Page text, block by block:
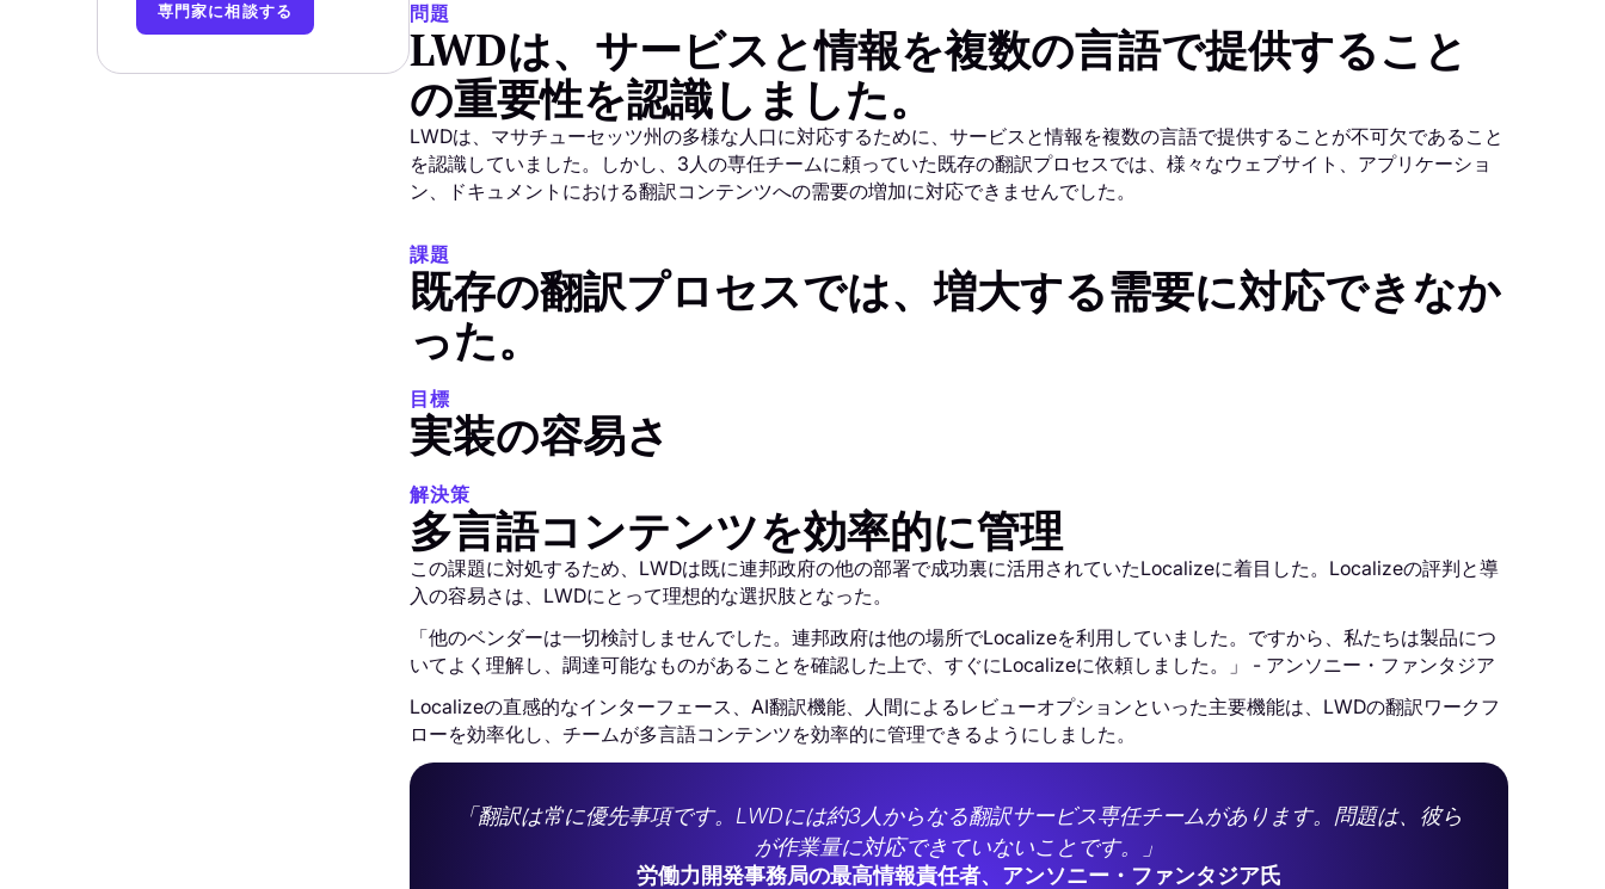
専門家に相談する 問題
LWDは、サービスと情報を複数の言語で提供すること
の重要性を認識しました。
LWDは、マサチューセッツ州の多様な人口に対応するために、サービスと情報を複数の言語で提供することが不可欠であること
を認識していました。しかし、3人の専任チームに頼っていた既存の翻訳プロセスでは、様々なウェブサイト、アプリケーショ
ン、ドキュメントにおける翻訳コンテンツへの需要の増加に対応できませんでした。
課題
既存の翻訳プロセスでは、増大する需要に対応できなか
った。
目標
実装の容易さ
解決策
多言語コンテンツを効率的に管理
この課題に対処するため、LWDは既に連邦政府の他の部署で成功裏に活用されていたLocalizeに着目した。Localizeの評判と導
入の容易さは、LWDにとって理想的な選択肢となった。
「他のベンダーは一切検討しませんでした。連邦政府は他の場所でLocalizeを利用していました。ですから、私たちは製品につ
いてよく理解し、調達可能なものがあることを確認した上で、すぐにLocalizeに依頼しました。」 - アンソニー・ファンタジア
Localizeの直感的なインターフェース、AI翻訳機能、人間によるレビューオプションといった主要機能は、LWDの翻訳ワークフ
ローを効率化し、チームが多言語コンテンツを効率的に管理できるようにしました。
「翻訳は常に優先事項です。LWDには約3人からなる翻訳サービス専任チームがあります。問題は、彼ら
が作業量に対応できていないことです。」
労働力開発事務局の最高情報責任者、アンソニー・ファンタジア氏